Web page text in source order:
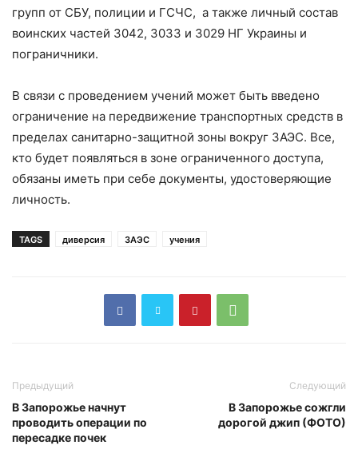
групп от СБУ, полиции и ГСЧС, а также личный состав
воинских частей 3042, 3033 и 3029 НГ Украины и
пограничники.
В связи с проведением учений может быть введено
ограничение на передвижение транспортных средств в
пределах санитарно-защитной зоны вокруг ЗАЭС. Все,
кто будет появляться в зоне ограниченного доступа,
обязаны иметь при себе документы, удостоверяющие
личность.
TAGS диверсия ЗАЭС учения
Предыдущий
В Запорожье начнут
проводить операции по
пересадке почек
Следующий
В Запорожье сожгли
дорогой джип (ФОТО)